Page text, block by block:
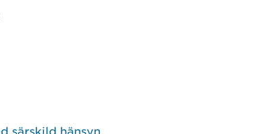
särskild hänsyn